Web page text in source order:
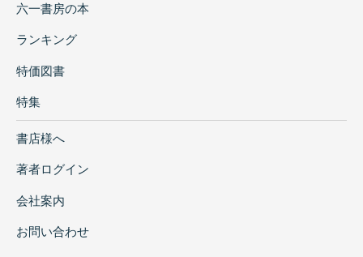
六一書房の本
ランキング
特価図書
特集
書店様へ
著者ログイン
会社案内
お問い合わせ